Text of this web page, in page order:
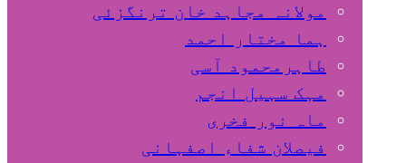
مولانہ مجاہد خان ترنگزئی
ہما مختار احمد
طاہرمحمود آسی
مہک سہیل انجم
ماہ نور فخری
فیصلان شفاء اصفہانی